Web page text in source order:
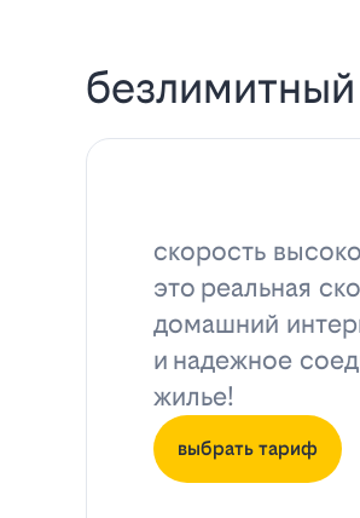
скорость
это реальная
домашний
и надежное
жилье!
выбрать тариф